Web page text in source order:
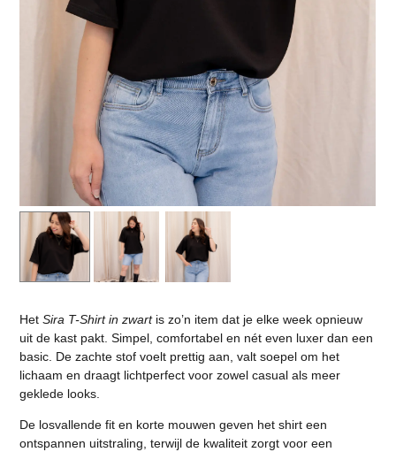
HetSira T-Shirt in zwart is zo’n item dat je elke week opnieuw
uit de kast pakt. Simpel, comfortabel en nét even luxer dan een
basic. De zachte stof voelt prettig aan, valt soepel om het
lichaam en draagt lichtperfect voor zowel casual als meer
geklede looks.
De losvallende fit en korte mouwen geven het shirt een
ontspannen uitstraling, terwijl de kwaliteit zorgt voor een